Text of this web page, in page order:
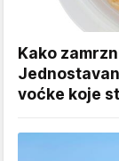
Kako
voćke koje